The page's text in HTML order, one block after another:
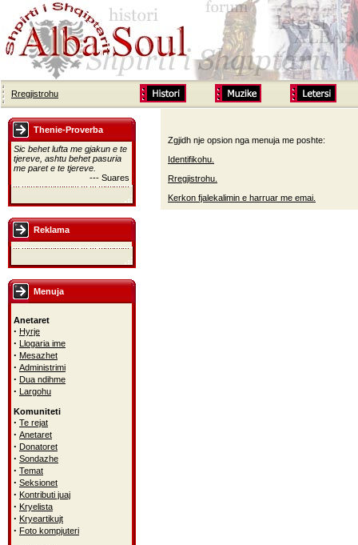
Rregjistrohu
Thenie-Proverba
Sic behet lufta me gjakun e te
tjereve, ashtu behet pasuria
me paret e te tjereve.
--- Suares
Reklama
Menuja
Anetaret
· Hyrje
· Llogaria ime
· Mesazhet
· Administrimi
· Dua ndihme
· Largohu
Komuniteti
· Te rejat
· Anetaret
· Donatoret
· Sondazhe
· Temat
· Seksionet
· Kontributi juaj
· Kryelista
· Kryeartikujt
· Foto kompjuteri
Zgjidh nje opsion nga menuja me poshte:
Identifikohu.
Rregjistrohu.
Kerkon fjalekalimin e harruar me emai.